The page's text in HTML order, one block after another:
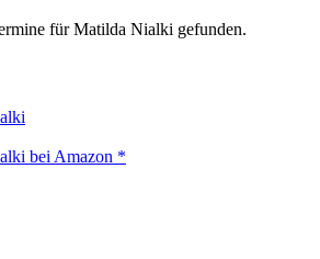
für Matilda Nialki gefunden.
bei Amazon *